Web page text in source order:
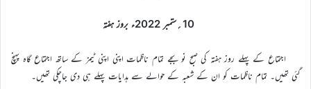
10؍ستمبر 2022ء بروز ہفتہ
اجتماع کے پہلے روز ہفتہ کی صبح نو بجے تمام ناظمات اپنی اپنی ٹیمز کے ساتھ اجتماع گاہ پہنچ
گئی تھیں۔ تمام ناظمات کو ان کے شعبہ کے حوالے سے ہدایات پہلے ہی دی جاچکی تھیں۔